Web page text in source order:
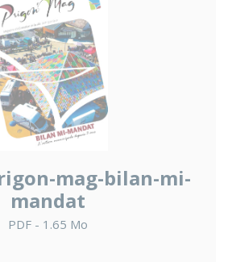
mag-bilan-mi-
mandat
PDF - 1.65 Mo